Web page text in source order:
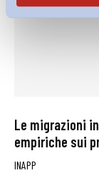
Le migrazioni
empiriche sui
INAPP